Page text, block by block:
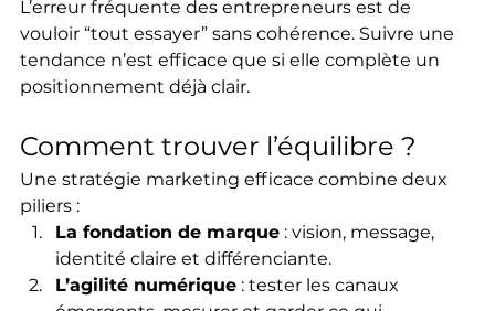
L’erreur fréquente des entrepreneurs est de
vouloir “tout essayer” sans cohérence. Suivre une
tendance n’est efficace que si elle complète un
positionnement déjà clair.
Comment trouver l’équilibre ?
Une stratégie marketing efficace combine deux
piliers :
La fondation de marque : vision, message,
identité claire et différenciante.
L’agilité numérique : tester les canaux